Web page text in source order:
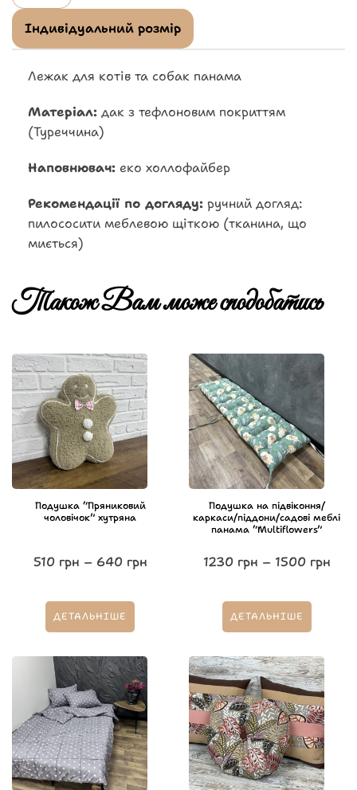
Індивідуальний розмір
Лежак для котів та собак панама
Матеріал: дак з тефлоновим покриттям
(Туреччина)
Наповнювач: еко холлофайбер
Рекомендації по догляду: ручний догляд:
пилососити меблевою щіткою (тканина, що
миється)
Також Вам може сподобатись
Подушка “Пряниковий
чоловічок” хутряна
510 грн – 640 грн
ДЕТАЛЬНІШЕ
Подушка на підвіконня/
каркаси/піддони/садові меблі
панама “Multiflowers”
1230 грн – 1500 грн
ДЕТАЛЬНІШЕ